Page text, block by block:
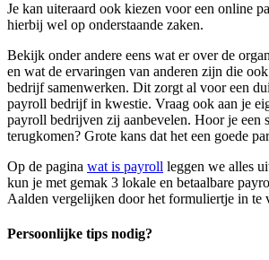
Je kan uiteraard ook kiezen voor een online
hierbij wel op onderstaande zaken.
Bekijk onder andere eens wat er over de
en wat de ervaringen van anderen zijn die
bedrijf samenwerken. Dit zorgt al voor een
payroll bedrijf in kwestie. Vraag ook aan je
payroll bedrijven zij aanbevelen. Hoor je een
terugkomen? Grote kans dat het een goede
Op de pagina wat is payroll leggen we alles
kun je met gemak 3 lokale en betaalbare
Aalden vergelijken door het formuliertje in te
Persoonlijke tips nodig?